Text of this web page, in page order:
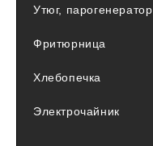
Утюг, парогенератор
Фритюрница
Хлебопечка
Электрочайник